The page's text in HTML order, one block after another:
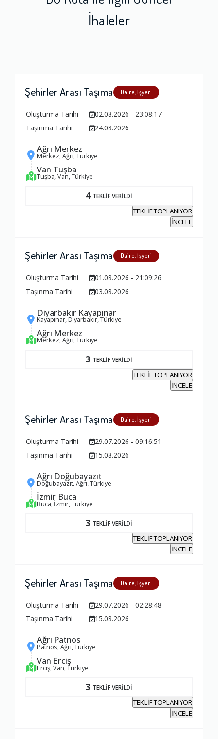
İhaleler
Şehirler Arası Taşıma Daire, İşyeri
Oluşturma Tarihi
02.08.2026 - 23:08:17
Taşınma Tarihi
24.08.2026
Ağrı Merkez
Merkez, Ağrı, Türkiye
Van Tuşba
Tuşba, Van, Türkiye
4 TEKLİF VERİLDİ
TEKLİF TOPLANIYOR
İNCELE
Şehirler Arası Taşıma Daire, İşyeri
Oluşturma Tarihi
01.08.2026 - 21:09:26
Taşınma Tarihi
03.08.2026
Diyarbakır Kayapınar
Kayapınar, Diyarbakır, Türkiye
Ağrı Merkez
Merkez, Ağrı, Türkiye
3 TEKLİF VERİLDİ
TEKLİF TOPLANIYOR
İNCELE
Şehirler Arası Taşıma Daire, İşyeri
Oluşturma Tarihi
29.07.2026 - 09:16:51
Taşınma Tarihi
15.08.2026
Ağrı Doğubayazıt
Doğubayazıt, Ağrı, Türkiye
İzmir Buca
Buca, İzmir, Türkiye
3 TEKLİF VERİLDİ
TEKLİF TOPLANIYOR
İNCELE
Şehirler Arası Taşıma Daire, İşyeri
Oluşturma Tarihi
29.07.2026 - 02:28:48
Taşınma Tarihi
15.08.2026
Ağrı Patnos
Patnos, Ağrı, Türkiye
Van Erciş
Erciş, Van, Türkiye
3 TEKLİF VERİLDİ
TEKLİF TOPLANIYOR
İNCELE